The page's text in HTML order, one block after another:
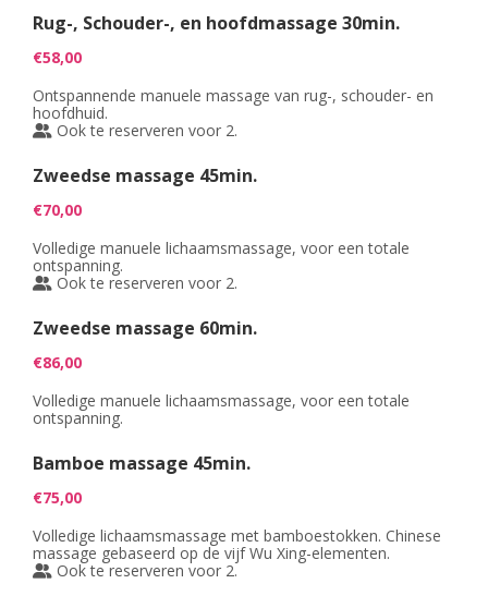
Voeten
Nagels
WimpersReserveren
Cadeaubon
Huisregels
Privé Wellness met Massage
Behandeling of Massage
Rug-, Schouder-, en hoofdmassage 30min.
€58,00
Ontspannende manuele massage van rug-, schouder- en
hoofdhuid.
Ook te reserveren voor 2.
Zweedse massage 45min.
€70,00
Volledige manuele lichaamsmassage, voor een totale
ontspanning.
Ook te reserveren voor 2.
Zweedse massage 60min.
€86,00
Volledige manuele lichaamsmassage, voor een totale
ontspanning.
Bamboe massage 45min.
€75,00
Volledige lichaamsmassage met bamboestokken. Chinese
massage gebaseerd op de vijf Wu Xing-elementen.
Ook te reserveren voor 2.